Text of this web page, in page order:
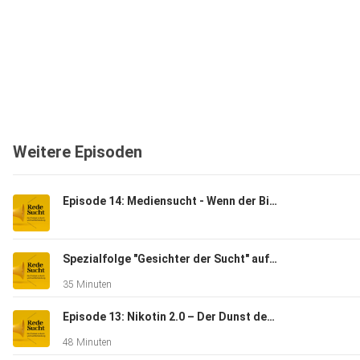
Weitere Episoden
Episode 14: Mediensucht - Wenn der Bildschirm süchtig macht
Spezialfolge "Gesichter der Sucht" auf Bosnisch/Kroatisch/Serbisch: Lica Zavisnosti
35 Minuten
Episode 13: Nikotin 2.0 – Der Dunst der Veränderung
48 Minuten